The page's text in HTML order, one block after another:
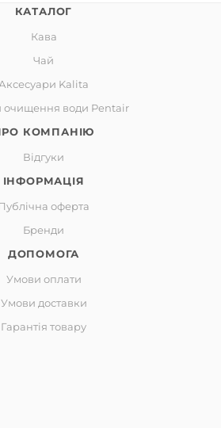
КАТАЛОГ
Кава
Чай
Аксесуари Kalita
очищення води Pentair
КОМПАНІЮ
Відгуки
ІНФОРМАЦІЯ
оферта
Бренди
ДОПОМОГА
Умови оплати
Умови доставки
Гарантія товару